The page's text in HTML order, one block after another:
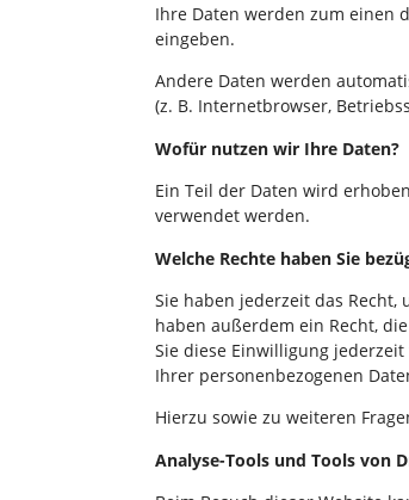
Ihre Daten werden zum einen
eingeben.
Andere Daten werden
(z. B. Internetbrowser,
Wofür nutzen wir Ihre Daten?
Ein Teil der Daten wird
verwendet werden.
Welche Rechte haben Sie
Sie haben jederzeit das
haben außerdem ein Recht,
Sie diese Einwilligung
Ihrer personenbezogenen
Hierzu sowie zu weiteren
Analyse-Tools und Tools von